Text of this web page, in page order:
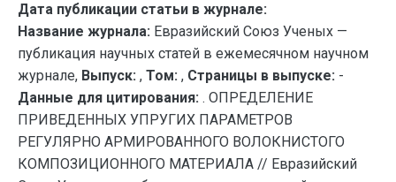
Дата публикации статьи в журнале:
Название журнала: Евразийский Союз Ученых —
публикация научных статей в ежемесячном научном
журнале, Выпуск: , Том: , Страницы в выпуске: -
Данные для цитирования: . ОПРЕДЕЛЕНИЕ
ПРИВЕДЕННЫХ УПРУГИХ ПАРАМЕТРОВ
РЕГУЛЯРНО АРМИРОВАННОГО ВОЛОКНИСТОГО
КОМПОЗИЦИОННОГО МАТЕРИАЛА // Евразийский